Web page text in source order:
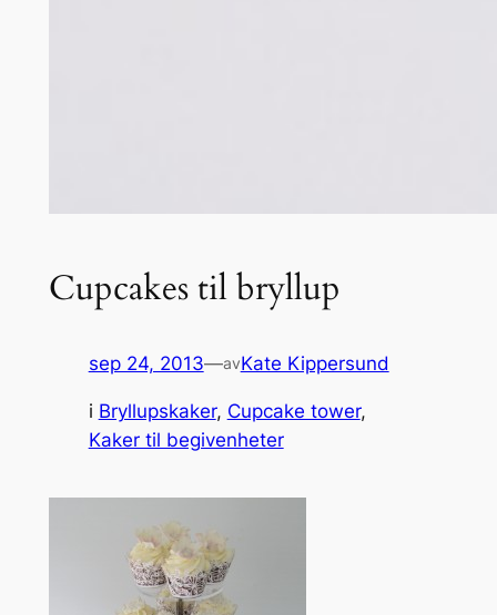
Cupcakes til bryllup
sep 24, 2013—avKate Kippersund
i Bryllupskaker, Cupcake tower
Kaker til begivenheter